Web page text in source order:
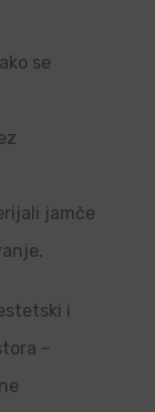
se
jamče
i
–